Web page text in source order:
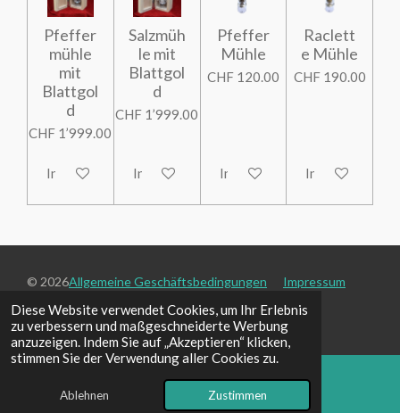
Diese Website verwendet Cookies, um Ihr Erlebnis
zu verbessern und maßgeschneiderte Werbung
anzuzeigen. Indem Sie auf „Akzeptieren“ klicken,
stimmen Sie der Verwendung aller Cookies zu.
Ablehnen Zustimmen
Pfeffer
mühle
mit
Blattgol
d
CHF 1’999.00
In den Warenkorb
Salzmüh
le mit
Blattgol
d
CHF 1’999.00
In den Warenkorb
Pfeffer
Mühle
CHF 120.00
In den Warenkorb
Raclett
e Mühle
CHF 190.00
In den
© 2026Allgemeine Geschäftsbedingungen
Impressum
Mit Unterstützung von Webador
E-Mail